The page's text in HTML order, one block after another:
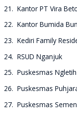
21. Kantor PT Vira
22. Kantor Bumida
23. Kediri Family
24. RSUD Nganjuk
25. Puskesmas
26. Puskesmas
27. Puskesmas